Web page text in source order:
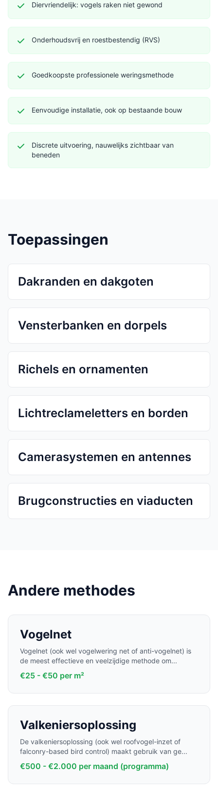
Diervriendelijk: vogels raken niet gewond
Onderhoudsvrij en roestbestendig (RVS)
Goedkoopste professionele weringsmethode
Eenvoudige installatie, ook op bestaande bouw
Discrete uitvoering, nauwelijks zichtbaar van
beneden
Toepassingen
Dakranden en dakgoten
Vensterbanken en dorpels
Richels en ornamenten
Lichtreclameletters en borden
Camerasystemen en antennes
Brugconstructies en viaducten
Andere methodes
Vogelnet
Vogelnet (ook wel vogelwering net of anti-vogelnet) is
de meest effectieve en veelzijdige methode om...
€25 - €50 per m²
Valkeniersoplossing
De valkeniersoplossing (ook wel roofvogel-inzet of
falconry-based bird control) maakt gebruik van ge...
€500 - €2.000 per maand (programma)